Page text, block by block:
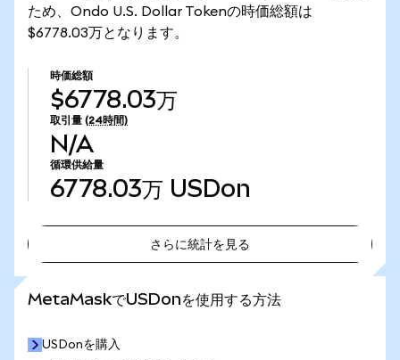
ため、Ondo U.S. Dollar Tokenの時価総額は
$6778.03万となります。
時価総額
$6778.03万
取引量 (24時間)
N/A
循環供給量
6778.03万 USDon
さらに統計を見る
MetaMaskでUSDonを使用する方法
USDonを購入